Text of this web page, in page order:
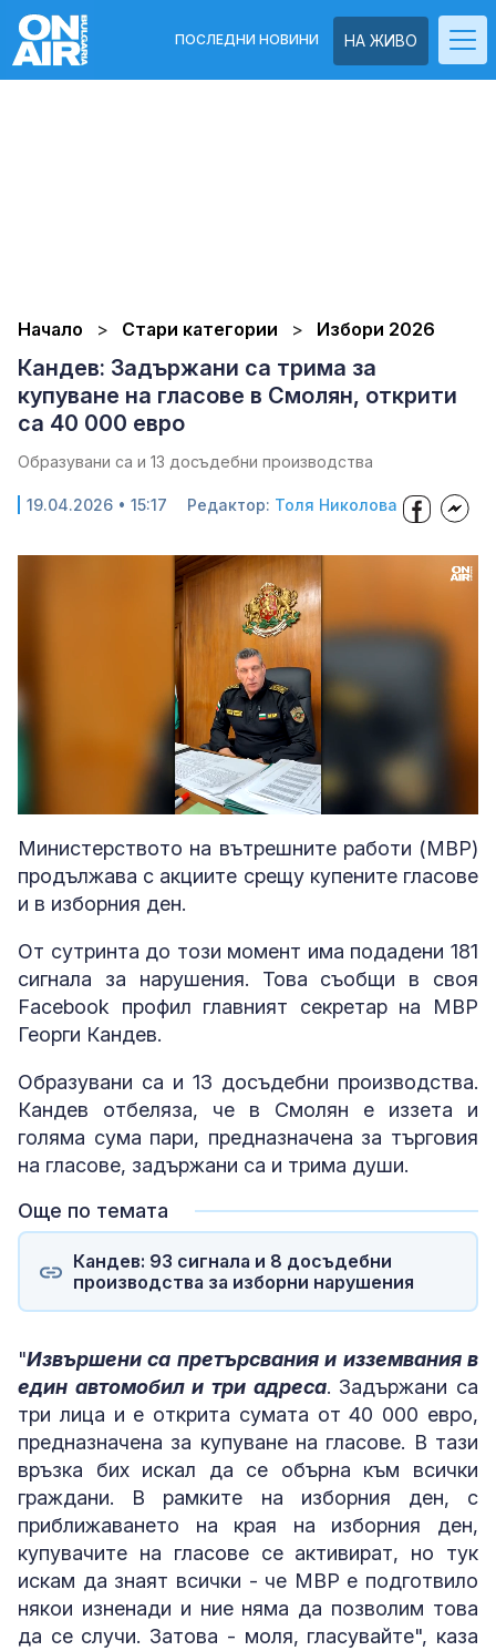
НА ЖИВО
ПОСЛЕДНИ НОВИНИ
Начало Стари категории Избори 2026
Кандев: Задържани са трима за
купуване на гласове в Смолян, открити
са 40 000 евро
Образувани са и 13 досъдебни производства
19.04.2026 • 15:17 Редактор: Толя Николова
Loaded:
100.00%
Министерството на вътрешните работи (МВР)
продължава с акциите срещу купените гласове
и в изборния ден.
От сутринта до този момент има подадени 181
сигнала за нарушения. Това съобщи в своя
Facebook профил главният секретар на МВР
Георги Кандев.
Образувани са и 13 досъдебни производства.
Кандев отбеляза, че в Смолян е иззета и
голяма сума пари, предназначена за търговия
на гласове, задържани са и трима души.
Още по темата
Кандев: 93 сигнала и 8 досъдебни
производства за изборни нарушения
"Извършени са претърсвания и изземвания в
един автомобил и три адреса. Задържани са
три лица и е открита сумата от 40 000 евро,
предназначена за купуване на гласове. В тази
връзка бих искал да се обърна към всички
граждани. В рамките на изборния ден, с
приближаването на края на изборния ден,
купувачите на гласове се активират, но тук
искам да знаят всички - че МВР е подготвило
някои изненади и ние няма да позволим това
да се случи. Затова - моля, гласувайте", каза